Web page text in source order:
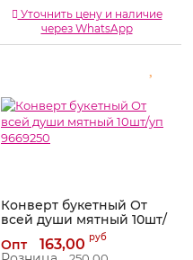
Уточнить цену и наличие
через WhatsApp
Конверт букетный От
всей души мятный 10шт/
Артикул: 9669250
Опт 163,00 руб